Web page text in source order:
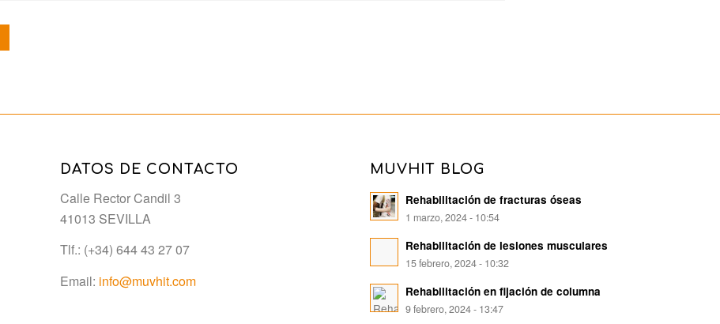
DATOS DE CONTACTO
Calle Rector Candil 3
41013 SEVILLA
Tlf.: (+34) 644 43 27 07
Email: info@muvhit.com
MUVHIT BLOG
Rehabilitación de fracturas óseas
1 marzo, 2024 - 10:54
Rehabilitación de lesiones musculares
15 febrero, 2024 - 10:32
Rehabilitación en fijación de columna
9 febrero, 2024 - 13:47